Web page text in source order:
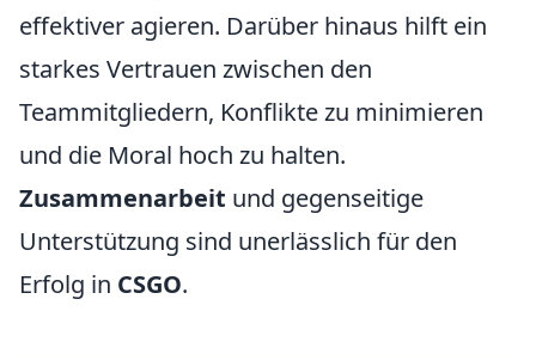
effektiver agieren. Darüber hinaus hilft ein
starkes Vertrauen zwischen den
Teammitgliedern, Konflikte zu minimieren
und die Moral hoch zu halten.
Zusammenarbeit und gegenseitige
Unterstützung sind unerlässlich für den
Erfolg in CSGO.